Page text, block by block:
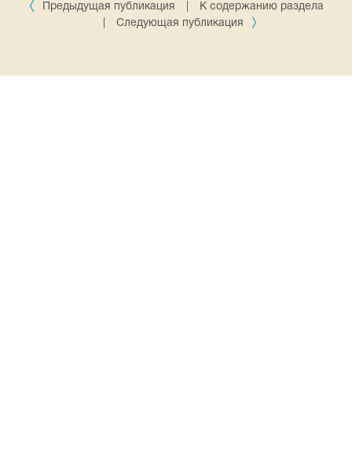
Предыдущая публикация
К содержанию раздела
Следующая публикация